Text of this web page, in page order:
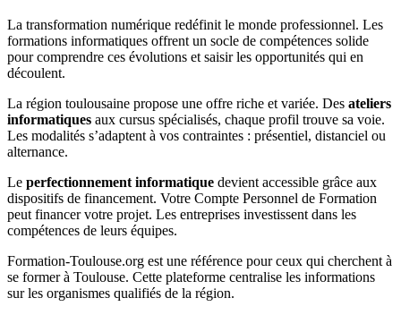
La transformation numérique redéfinit le monde professionnel. Les
formations informatiques offrent un socle de compétences solide
pour comprendre ces évolutions et saisir les opportunités qui en
découlent.
La région toulousaine propose une offre riche et variée. Des ateliers
informatiques aux cursus spécialisés, chaque profil trouve sa voie.
Les modalités s’adaptent à vos contraintes : présentiel, distanciel ou
alternance.
Le perfectionnement informatique devient accessible grâce aux
dispositifs de financement. Votre Compte Personnel de Formation
peut financer votre projet. Les entreprises investissent dans les
compétences de leurs équipes.
Formation-Toulouse.org est une référence pour ceux qui cherchent à
se former à Toulouse. Cette plateforme centralise les informations
sur les organismes qualifiés de la région.